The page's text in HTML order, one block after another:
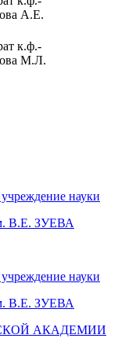
А.Е.
к.ф.-
М.Л.
науки
В.Е. ЗУЕВА
науки
В.Е. ЗУЕВА
АКАДЕМИИ